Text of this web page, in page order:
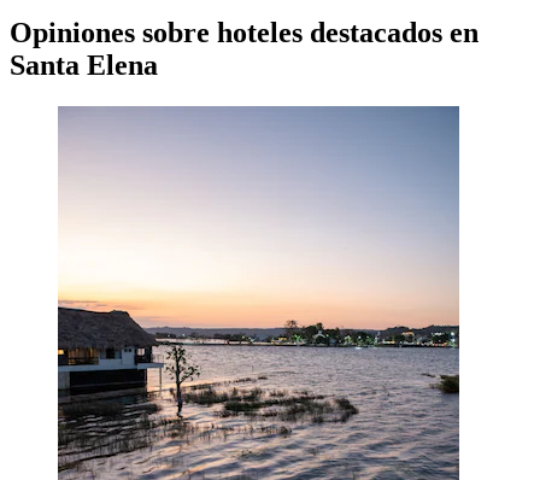
Opiniones sobre hoteles destacados en
Santa Elena